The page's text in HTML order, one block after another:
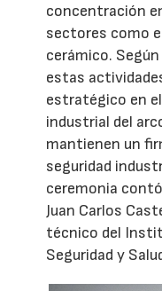
concentración
sectores como
cerámico.
estas
estratégico en
industrial del
mantienen un
seguridad
ceremonia
Juan Carlos
técnico del
Seguridad y